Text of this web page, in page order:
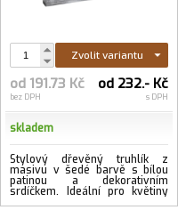
Zvolit variantu
od 191.73 Kč
bez DPH
od 232.- Kč
s DPH
skladem
Stylový dřevěný truhlík z
masivu v šedé barvě s bílou
patinou a dekorativním
srdíčkem. Ideální pro květiny
na zahradu, terasu i balkon.